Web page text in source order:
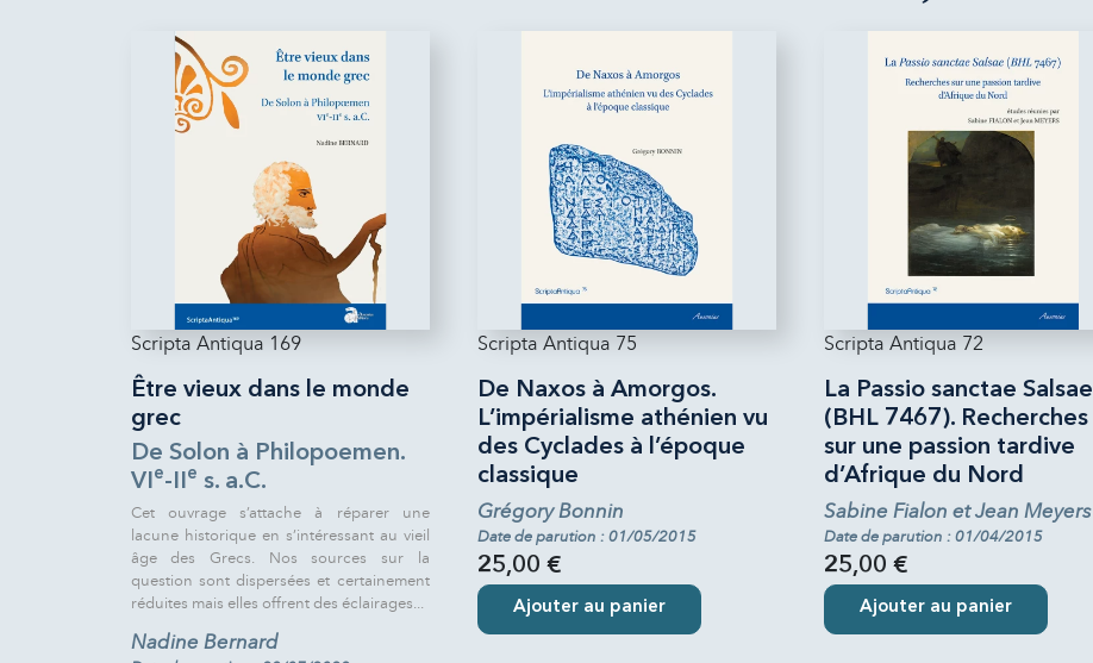
Scripta Antiqua 169
Être vieux dans le monde
grec
De Solon à Philopoemen.
VI e-II e s. a.C.
Cet ouvrage s’attache à réparer une
lacune historique en s’intéressant au vieil
âge des Grecs. Nos sources sur la
question sont dispersées et certainement
réduites mais elles offrent des éclairages...
Nadine Bernard
Scripta Antiqua 75
De Naxos à Amorgos.
L’impérialisme athénien vu
des Cyclades à l’époque
classique
Grégory Bonnin
Date de parution : 01/05/2015
25,00 €
Ajouter au panier
Scripta Antiqua 72
La Passio sanctae Salsae
(BHL 7467). Recherches
sur une passion tardive
d’Afrique du Nord
Sabine Fialon et Jean Meyers
Date de parution : 01/04/2015
25,00 €
Ajouter au panier